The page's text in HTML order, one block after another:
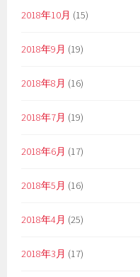
2018年10月 (15)
2018年9月 (19)
2018年8月 (16)
2018年7月 (19)
2018年6月 (17)
2018年5月 (16)
2018年4月 (25)
2018年3月 (17)